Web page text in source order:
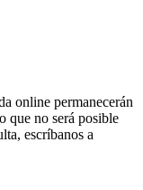
online permanecerán
que no será posible
escríbanos a